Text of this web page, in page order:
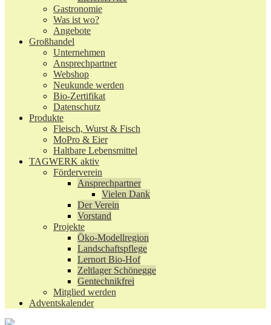
Gastronomie
Was ist wo?
Angebote
Großhandel
Unternehmen
Ansprechpartner
Webshop
Neukunde werden
Bio-Zertifikat
Datenschutz
Produkte
Fleisch, Wurst & Fisch
MoPro & Eier
Haltbare Lebensmittel
TAGWERK aktiv
Förderverein
Ansprechpartner
Vielen Dank
Der Verein
Vorstand
Projekte
Öko-Modellregion
Landschaftspflege
Lernort Bio-Hof
Zeltlager Schönegge
Gentechnikfrei
Mitglied werden
Adventskalender